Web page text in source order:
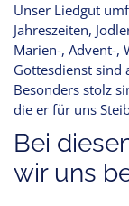
Unser Liedgut
Jahreszeiten,
Marien-, Advent-,
Gottesdienst sind
Besonders stolz
die er für uns
Bei
wir uns